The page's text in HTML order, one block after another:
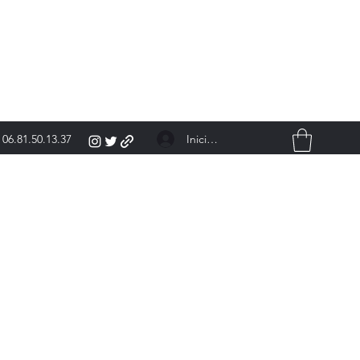
06.81.50.13.37 Iniciar sesión